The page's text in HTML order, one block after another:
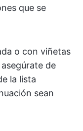
que se
o con viñetas
de
la lista
sean